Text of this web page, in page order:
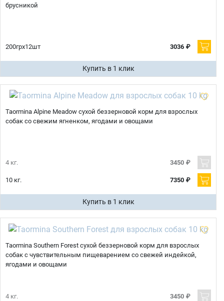
брусникой
200грх12шт 3036 ₽
Купить в 1 клик
Taormina Alpine Meadow сухой беззерновой корм для взрослых
собак со свежим ягненком, ягодами и овощами
4 кг. 3450 ₽
10 кг. 7350 ₽
Купить в 1 клик
Taormina Southern Forest сухой беззерновой корм для взрослых
собак с чувствительным пищеварением со свежей индейкой,
ягодами и овощами
4 кг. 3450 ₽